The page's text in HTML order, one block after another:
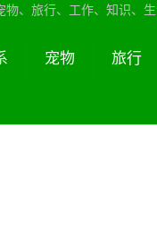
、旅行、工作、知识、
宠物 旅行